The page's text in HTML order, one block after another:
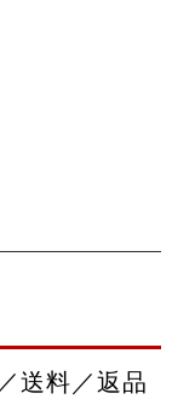
送料／返品